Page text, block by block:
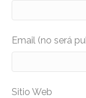
Email (no será
Sitio Web